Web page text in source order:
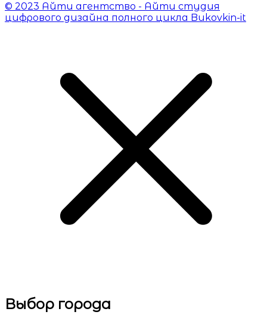
© 2023 Айти агентство - Айти студия
цифрового дизайна полного цикла Bukovkin-it
Выбор города